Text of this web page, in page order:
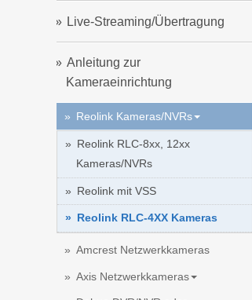
Live-Streaming/Übertragung
Anleitung zur
Kameraeinrichtung
Reolink Kameras/NVRs
Reolink RLC-8xx, 12xx
Kameras/NVRs
Reolink mit VSS
Reolink RLC-4XX Kameras
Amcrest Netzwerkkameras
Axis Netzwerkkameras